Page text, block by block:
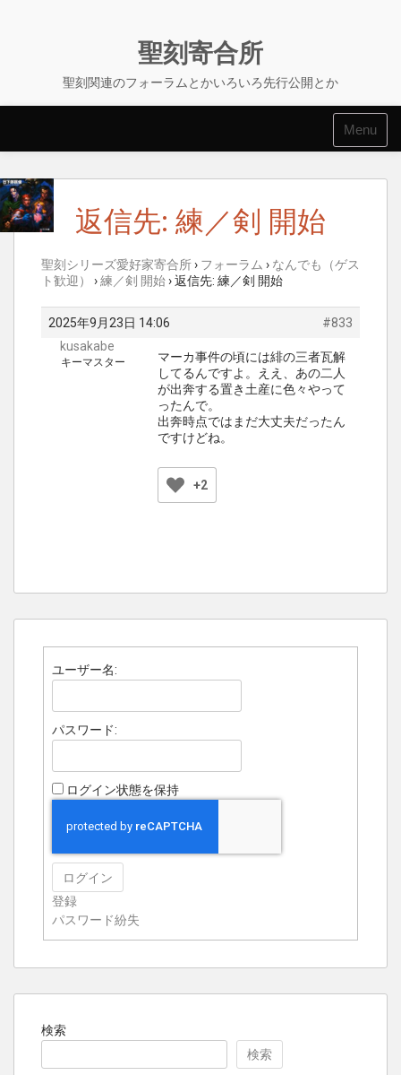
聖刻寄合所
聖刻関連のフォーラムとかいろいろ先行公開とか
Menu
返信先: 練／剣 開始
聖刻シリーズ愛好家寄合所› フォーラム › なんでも（ゲス
ト歓迎）
›練／剣 開始›返信先: 練／剣 開始
2025年9月23日 14:06
#833
kusakabe
キーマスター
マーカ事件の頃には緋の三者瓦解
してるんですよ。ええ、あの二人
が出奔する置き土産に色々やって
ったんで。
出奔時点ではまだ大丈夫だったん
ですけどね。
+2
ユーザー名:
パスワード:
ログイン状態を保持
ログイン
登録
パスワード紛失
検索
検索